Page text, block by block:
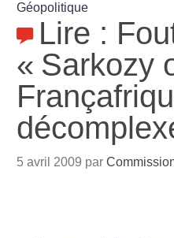
Géopolitique
Lire :
« Sarkozy
5 avril 2009 par